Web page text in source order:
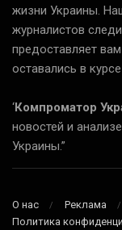
жизни Украины.
журналистов
предоставляет
оставались в
‘Компроматор
новостей и
Украины.”
О нас Реклама
Политика